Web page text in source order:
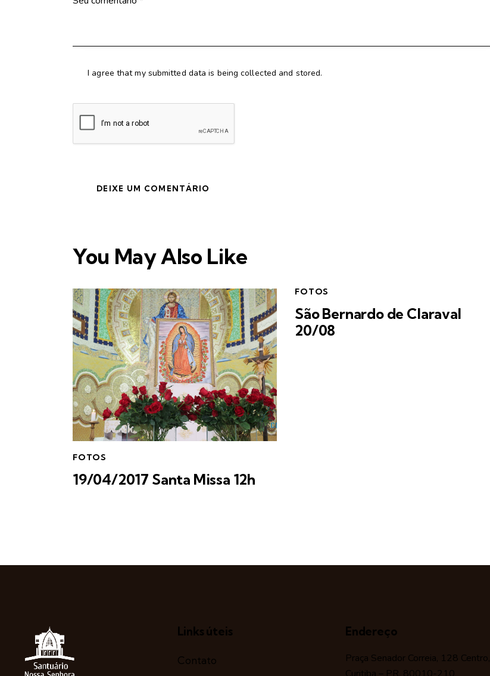
I agree that my submitted data is being collected and stored.
You May Also Like
FOTOS
19/04/2017 Santa Missa 12h
FOTOS
São Bernardo de Claraval
20/08
Links úteis
Contato
Endereço
Praça Senador Correia, 128 Centro,